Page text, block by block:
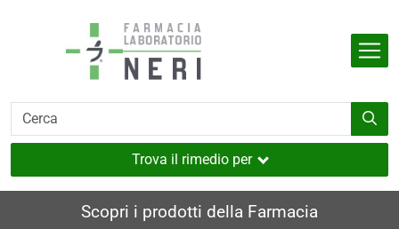
Trova il rimedio per
Scopri i prodotti della Farmacia
muscoli